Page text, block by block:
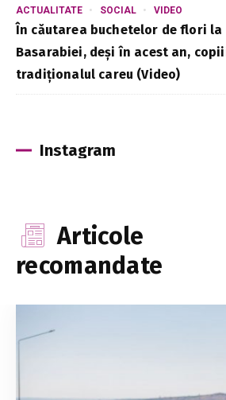
ACTUALITATE SOCIAL VIDEO
În căutarea buchetelor de flori la
Basarabiei, deși în acest an,
tradiționalul careu (Video)
Instagram
Articole
recomandate